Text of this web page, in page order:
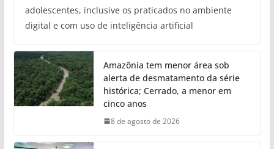
adolescentes, inclusive os praticados no ambiente
digital e com uso de inteligência artificial
Amazônia tem menor área sob
alerta de desmatamento da série
histórica; Cerrado, a menor em
cinco anos
8 de agosto de 2026